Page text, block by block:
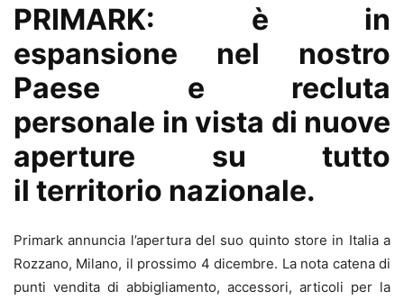
PRIMARK: è in
espansione nel nostro
Paese e recluta
personale in vista di nuove
aperture su tutto
il territorio nazionale.
Primark annuncia l’apertura del suo quinto store in Italia a
Rozzano, Milano, il prossimo 4 dicembre. La nota catena di
punti vendita di abbigliamento, accessori, articoli per la